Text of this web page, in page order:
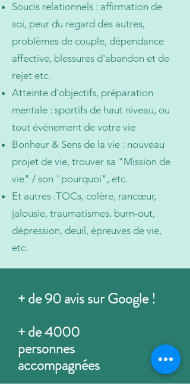
Soucis relationnels : affirmation de
soi, peur du regard des autres,
problèmes de couple, dépendance
affective, blessures d'abandon et de
rejet etc.
​Atteinte d'objectifs, préparation
mentale : sportifs de haut niveau, ou
tout événement de votre vie​
​Bonheur & Sens de la vie : nouveau
projet de vie, trouver sa "Mission de
vie" / son "pourquoi", etc.
​Et autres :TOCs, colère, rancœur,
jalousie, traumatismes, burn-out,
dépression, deuil, épreuves de vie,
etc.
+ de 90 avis sur Google !
+ de 4000
personnes
accompagnées